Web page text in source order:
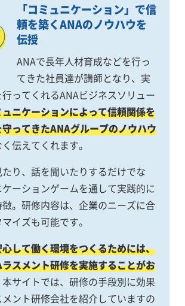
「コミュニケーション」で信
頼を築くANAのノウハウを
伝授
ANAで長年人材育成などを行っ
てきた社員達が講師となり、実
ってくれるANAビジネスソリュー
ニケーションによって信頼関係を
ってきたANAグループのノウハウ
伝えてくれます。
り、話を聞いたりするだけでな
ーションゲームを通して実践的に
。研修内容は、企業のニーズに合
イズも可能です。
して働く環境をつくるためには、
スメント研修を実施することがお
サイトでは、研修の手段別に効果
ント研修会社を紹介していますの